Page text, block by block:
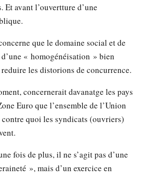
Et avant l’ouvertture d’une
que le domaine social et de
« homogénéisation » bien
les distorions de concurrence.
concernerait davanatge les pays
Euro que l’ensemble de l’Union
contre quoi les syndicats (ouvriers)
fois de plus, il ne s’agit pas d’une
», mais d’un exercice en